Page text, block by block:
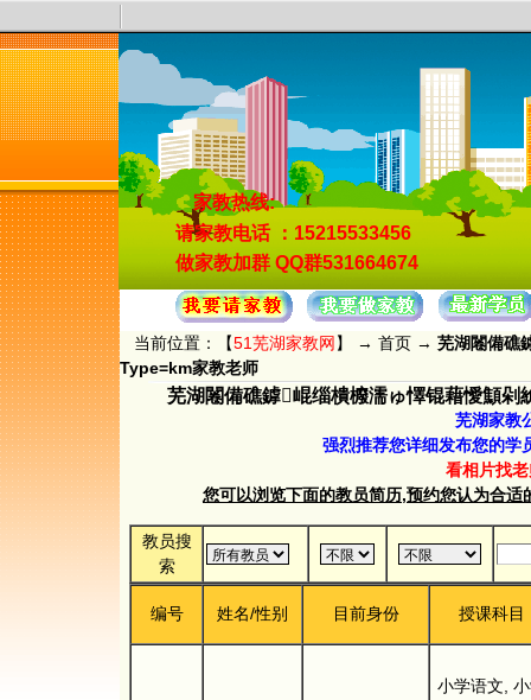
家教热线:
请家教电话 ：15215533456
做家教加群 QQ群531664674
当前位置：【51芜湖家教网】 → 首页 → 芜湖闂備礁
Type=km家教老师
芜湖闂備礁鎼崐缁樻櫠濡ゅ懌锟藉懓顦
芜湖家教
强烈推荐您详细发布您的学
看相片找
您可以浏览下面的教员简历,预约您认为合
教员搜
索
编号 姓名/性别 目前身份 授课科目
小学语文,